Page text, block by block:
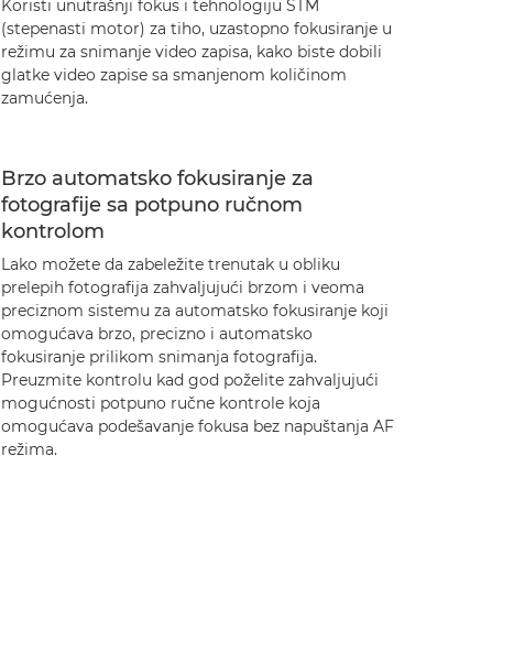
Koristi unutrašnji fokus i tehnologiju STM
(stepenasti motor) za tiho, uzastopno fokusiranje u
režimu za snimanje video zapisa, kako biste dobili
glatke video zapise sa smanjenom količinom
zamućenja.
Brzo automatsko fokusiranje za
fotografije sa potpuno ručnom
kontrolom
Lako možete da zabeležite trenutak u obliku
prelepih fotografija zahvaljujući brzom i veoma
preciznom sistemu za automatsko fokusiranje koji
omogućava brzo, precizno i automatsko
fokusiranje prilikom snimanja fotografija.
Preuzmite kontrolu kad god poželite zahvaljujući
mogućnosti potpuno ručne kontrole koja
omogućava podešavanje fokusa bez napuštanja AF
režima.